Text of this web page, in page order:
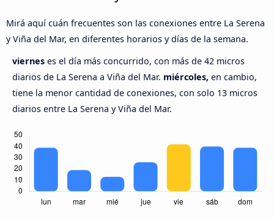
Mirá aquí cuán frecuentes son las conexiones entre La Serena
y Viña del Mar, en diferentes horarios y días de la semana.
viernes es el día más concurrido, con más de 42 micros
diarios de La Serena a Viña del Mar. miércoles, en cambio,
tiene la menor cantidad de conexiones, con solo 13 micros
diarios entre La Serena y Viña del Mar.